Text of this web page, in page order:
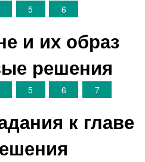
5 6
и их образ
решения
5 6 7
к главе